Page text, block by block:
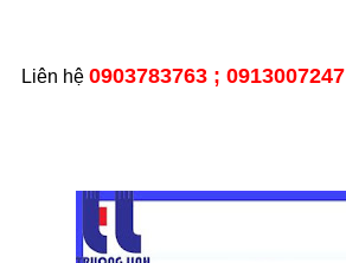
Liên hệ 0903783763 ; 0913007247